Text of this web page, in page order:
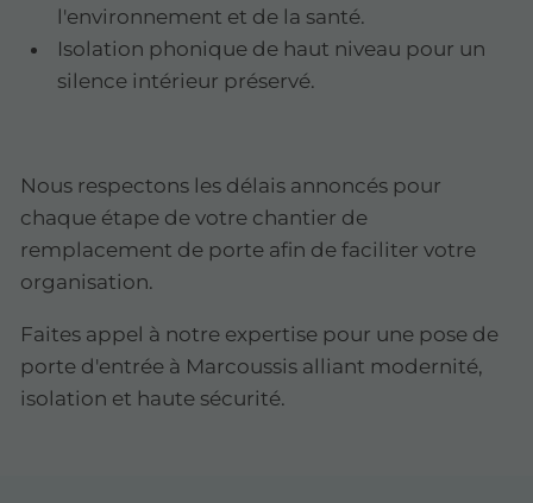
l'environnement et de la santé.
Isolation phonique de haut niveau pour un
silence intérieur préservé.
Nous respectons les délais annoncés pour
chaque étape de votre chantier de
remplacement de porte afin de faciliter votre
organisation.
Faites appel à notre expertise pour une pose de
porte d'entrée à Marcoussis alliant modernité,
isolation et haute sécurité.